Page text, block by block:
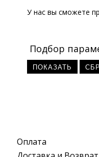
У нас вы сможете
Подбор
Оплата